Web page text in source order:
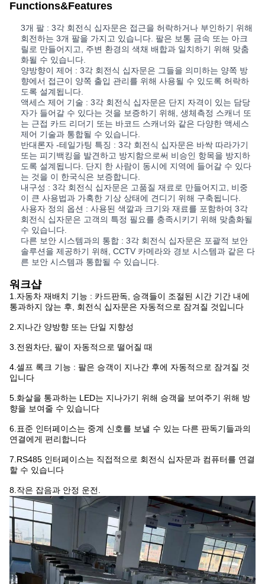
Functions&Features
3개 팔 : 3각 회전식 십자문은 접근을 허락하거나 부인하기 위해
회전하는 3개 팔을 가지고 있습니다. 팔은 보통 금속 또는 아크
릴로 만들어지고, 주변 환경의 색채 배합과 일치하기 위해 맞춤
화될 수 있습니다.
양방향이 제어 : 3각 회전식 십자문은 그들을 의미하는 양쪽 방
향에서 접근이 양쪽 출입 관리를 위해 사용될 수 있도록 허락하
도록 설계됩니다.
액세스 제어 기술 : 3각 회전식 십자문은 단지 자격이 있는 담당
자가 들어갈 수 있다는 것을 보증하기 위해, 생체측정 스캐너 또
는 근접 카드 리더기 또는 바코드 스캐너와 같은 다양한 액세스
제어 기술과 통합될 수 있습니다.
반대론자 -테일가팅 특징 : 3각 회전식 십자문은 바싹 따라가기
또는 피기백킹을 발견하고 방지함으로써 비승인 항목을 방지하
도록 설계됩니다. 단지 한 사람이 동시에 지역에 들어갈 수 있다
는 것을 이 한국식은 보증합니다.
내구성 : 3각 회전식 십자문은 고품질 재료로 만들어지고, 비중
이 큰 사용법과 가혹한 기상 상태에 견디기 위해 구축됩니다.
사용자 정의 옵션 : 사용된 색깔과 크기와 재료를 포함하여 3각
회전식 십자문은 고객의 특정 필요를 충족시키기 위해 맞춤화될
수 있습니다.
다른 보안 시스템과의 통합 : 3각 회전식 십자문은 포괄적 보안
솔루션을 제공하기 위해, CCTV 카메라와 경보 시스템과 같은 다
른 보안 시스템과 통합될 수 있습니다.
워크샵
1.자동차 재배치 기능 : 카드판독, 승객들이 조절된 시간 기간 내에
통과하지 않는 후, 회전식 십자문은 자동적으로 잠겨질 것입니다
2.지나간 양방향 또는 단일 지향성
3.전원차단, 팔이 자동적으로 떨어질 때
4.셀프 록크 기능 : 팔은 승객이 지나간 후에 자동적으로 잠겨질 것
입니다
5.화살을 통과하는 LED는 지나가기 위해 승객을 보여주기 위해 방
향을 보여줄 수 있습니다
6.표준 인터페이스는 중계 신호를 보낼 수 있는 다른 판독기들과의
연결에게 편리합니다
7.RS485 인터페이스는 직접적으로 회전식 십자문과 컴퓨터를 연결
할 수 있습니다
8.작은 잡음과 안정 운전.